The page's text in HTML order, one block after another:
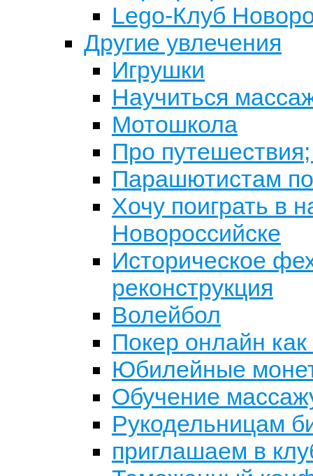
Lego-Клуб
Другие увлечения
Игрушки
Научиться
Мотошкола
Про
Парашютистам
Хочу поиграть в
Новороссийске
Историческое
реконструкция
Волейбол
Покер онлайн
Юбилейные
Обучение
Рукодельницам
приглашаем в